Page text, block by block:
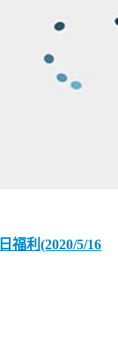
福利(2020/5/16